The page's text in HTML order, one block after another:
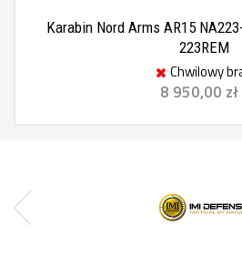
Karabin Nord Arms AR15
223REM
Chwilowy
8 950,00